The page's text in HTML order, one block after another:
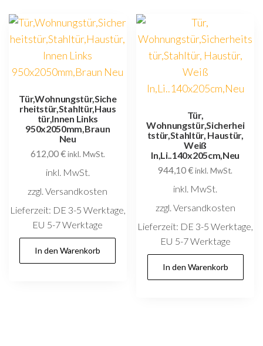
Tür,Wohnungstür,Siche
rheitstür,Stahltür,Haus
tür,Innen Links
950x2050mm,Braun
Neu
612,00€inkl. MwSt.
inkl. MwSt.
zzgl. Versandkosten
Lieferzeit: DE 3-5 Werktage,
EU 5-7 Werktage
In den Warenkorb
Tür,
Wohnungstür,Sicherhei
tstür,Stahltür, Haustür,
Weiß
In,Li..140x205cm,Neu
944,10€inkl. MwSt.
inkl. MwSt.
zzgl. Versandkosten
Lieferzeit: DE 3-5 Werktage,
EU 5-7 Werktage
In den Warenkorb